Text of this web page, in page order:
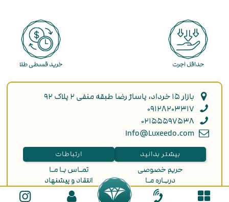
حداقل اجرت خرید قسطی طلا
بازار ۱۵ خرداد، پاساژ رضا طبقه منفی ۲ پلاک ۹۲
۰۹۱۲۸۲۰۳۳۱۷
۰۲۱۵۵۵۹۷۵۳۸
Info@Luxeedo.com
بیشتر بدانید
حریم خصوصی
دربـاره مـا
ارتباطات
تمـاس بـا مـا
انتقاد و پیشنهاد
ثبت سفارش